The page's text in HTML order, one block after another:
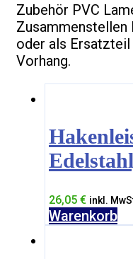
Zubehör PVC
Zusammenstellen
oder als Ersatzteil
Vorhang.
26,05 € inkl.
Warenkorb